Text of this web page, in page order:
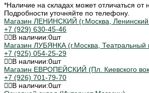
*Наличие на складах может отличаться от
Подробности уточняйте по телефону.
Магазин ЛЕНИНСКИЙ (г.Москва, Ленинский
+7 (929) 630-45-46
В наличии:0шт
Магазин ЛУБЯНКА (г.Москва, Театральный
+7 (925) 054-25-29
В наличии:0шт
Магазин ЕВРОПЕЙСКИЙ (Пл. Киевского
+7 (926) 701-79-70
В наличии:0шт